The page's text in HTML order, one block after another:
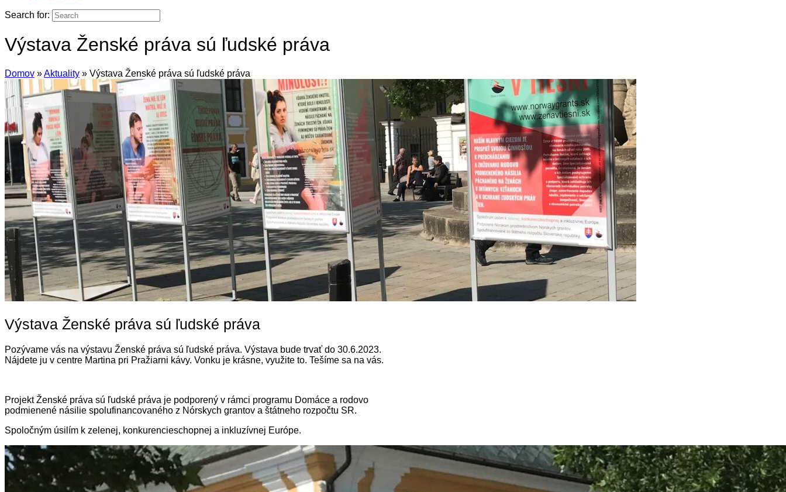
Search for:
Výstava Ženské práva sú ľudské práva
Domov »Aktuality » Výstava Ženské práva sú ľudské práva
Výstava Ženské práva sú ľudské práva
Pozývame vás na výstavu Ženské práva sú ľudské práva. Výstava bude trvať do 30.6.2023.
Nájdete ju v centre Martina pri Pražiarni kávy. Vonku je krásne, využite to. Tešíme sa na vás.
Projekt Ženské práva sú ľudské práva je podporený v rámci programu Domáce a rodovo
podmienené násilie spolufinancovaného z Nórskych grantov a štátneho rozpočtu SR.
Spoločným úsilím k zelenej, konkurencieschopnej a inkluzívnej Európe.